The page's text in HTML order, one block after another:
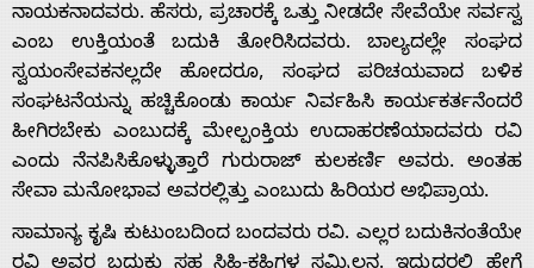
ನಾಯಕನಾದವರು. ಹೆಸರು, ಪ್ರಚಾರಕ್ಕೆ ಒತ್ತು ನೀಡದೇ ಸೇವೆಯೇ ಸರ್ವಸ್ವ
ಎಂಬ ಉಕ್ತಿಯಂತೆ ಬದುಕಿ ತೋರಿಸಿದವರು. ಬಾಲ್ಯದಲ್ಲೇ ಸಂಘದ
ಸ್ವಯಂಸೇವಕ‌ನಲ್ಲದೇ ಹೋದರೂ, ಸಂಘದ ಪರಿಚಯವಾದ ಬಳಿಕ
ಸಂಘಟನೆಯನ್ನು ಹಚ್ಚಿಕೊಂಡು ಕಾರ್ಯ ನಿರ್ವಹಿಸಿ ಕಾರ್ಯಕರ್ತನೆಂದರೆ
ಹೀಗಿರಬೇಕು ಎಂಬುದಕ್ಕೆ ಮೇಲ್ಪಂಕ್ತಿಯ ಉದಾಹರಣೆಯಾದವರು ರವಿ
ಎಂದು ನೆನಪಿಸಿಕೊಳ್ಳುತ್ತಾರೆ ಗುರುರಾಜ್ ಕುಲಕರ್ಣಿ ಅವರು. ಅಂತಹ
ಸೇವಾ ಮನೋಭಾವ ಅವರಲ್ಲಿತ್ತು ಎಂಬುದು ಹಿರಿಯರ ಅಭಿಪ್ರಾಯ.
ಸಾಮಾನ್ಯ ಕೃಷಿ ಕುಟುಂಬದಿಂದ ಬಂದವರು ರವಿ. ಎಲ್ಲರ ಬದುಕಿನಂತೆಯೇ